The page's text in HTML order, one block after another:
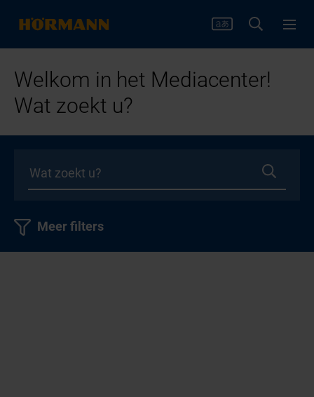
Welkom in het Mediacenter!
Wat zoekt u?
Meer filters